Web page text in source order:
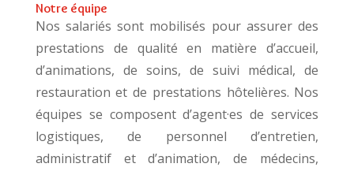
Notre équipe
Nos salariés sont mobilisés pour assurer des
prestations de qualité en matière d’accueil,
d’animations, de soins, de suivi médical, de
restauration et de prestations hôtelières. Nos
équipes se composent d’agent·es de services
logistiques, de personnel d’entretien,
administratif et d’animation, de médecins,